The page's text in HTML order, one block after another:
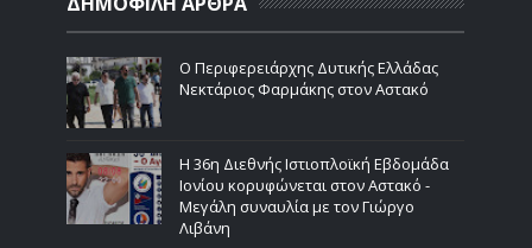
Ο Περιφερειάρχης Δυτικής Ελλάδας
Νεκτάριος Φαρμάκης στον Αστακό
Η 36η Διεθνής Ιστιοπλοϊκή Εβδομάδα
Ιονίου κορυφώνεται στον Αστακό -
Μεγάλη συναυλία με τον Γιώργο
Λιβάνη